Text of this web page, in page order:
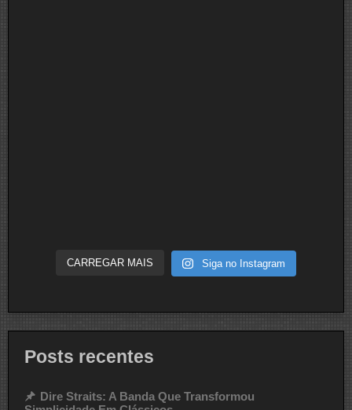
CARREGAR MAIS Siga no Instagram
Posts recentes
Dire Straits: A Banda Que Transformou